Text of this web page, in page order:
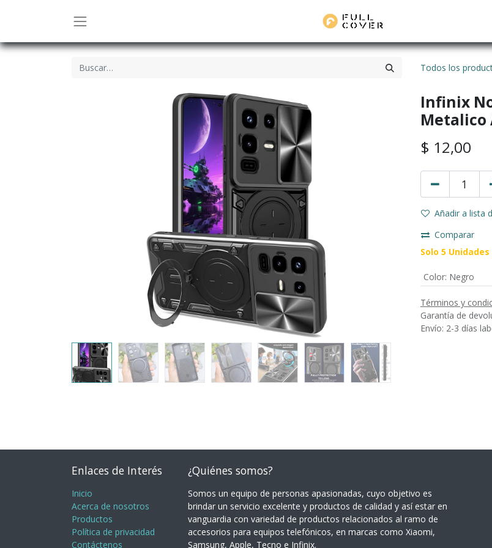
Todos los
Infinix
Metalico
$ 12,00
Añadir a lista
Comparar
Solo 5
Color: Negro
Términos y
Garantía de
Envío: 2-3 días
Enlaces de Interés
Inicio
Acerca de nosotros
Productos
Política de privacidad
Contáctenos
¿Quiénes somos?
Somos un equipo de personas apasionadas, cuyo objetivo es
brindar un servicio excelente y productos de calidad y así estar en
vanguardia con variedad de productos relacionados al ramo de
accesorios para equipos telefónicos, en marcas como Xiaomi,
Samsung, Apple, Tecno e Infinix.